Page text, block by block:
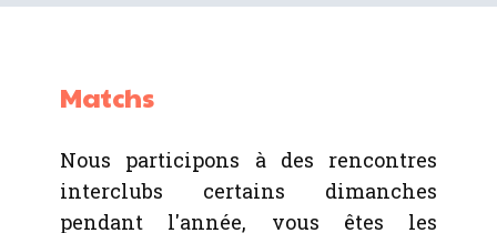
079 457 02 13
Matchs
Nous participons à des rencontres
interclubs certains dimanches
pendant l'année, vous êtes les